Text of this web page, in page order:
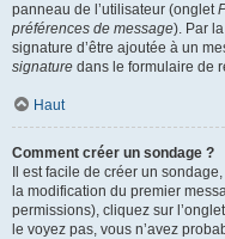
panneau de l’utilisateur (onglet
préférences de message). Par
signature d’être ajoutée à un
signature dans le formulaire de
Haut
Comment créer un sondage ?
Il est facile de créer un
la modification du premier
permissions), cliquez sur l’onglet
le voyez pas, vous n’avez